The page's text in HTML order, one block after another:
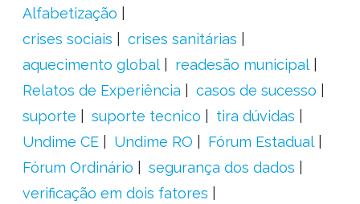
Alfabetização
crises sociais
crises sanitárias
aquecimento global
readesão municipal
Relatos de Experiência
casos de sucesso
suporte
suporte tecnico
tira dúvidas
Undime CE
Undime RO
Fórum Estadual
Fórum Ordinário
segurança dos dados
verificação em dois fatores